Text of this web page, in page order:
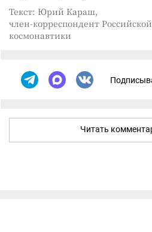
Текст: Юрий Караш,
член-корреспондент
космонавтики
Читать